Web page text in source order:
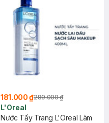
181.000 ₫289.000 ₫
L'Oreal
Nước Tẩy Trang L'Oreal Làm